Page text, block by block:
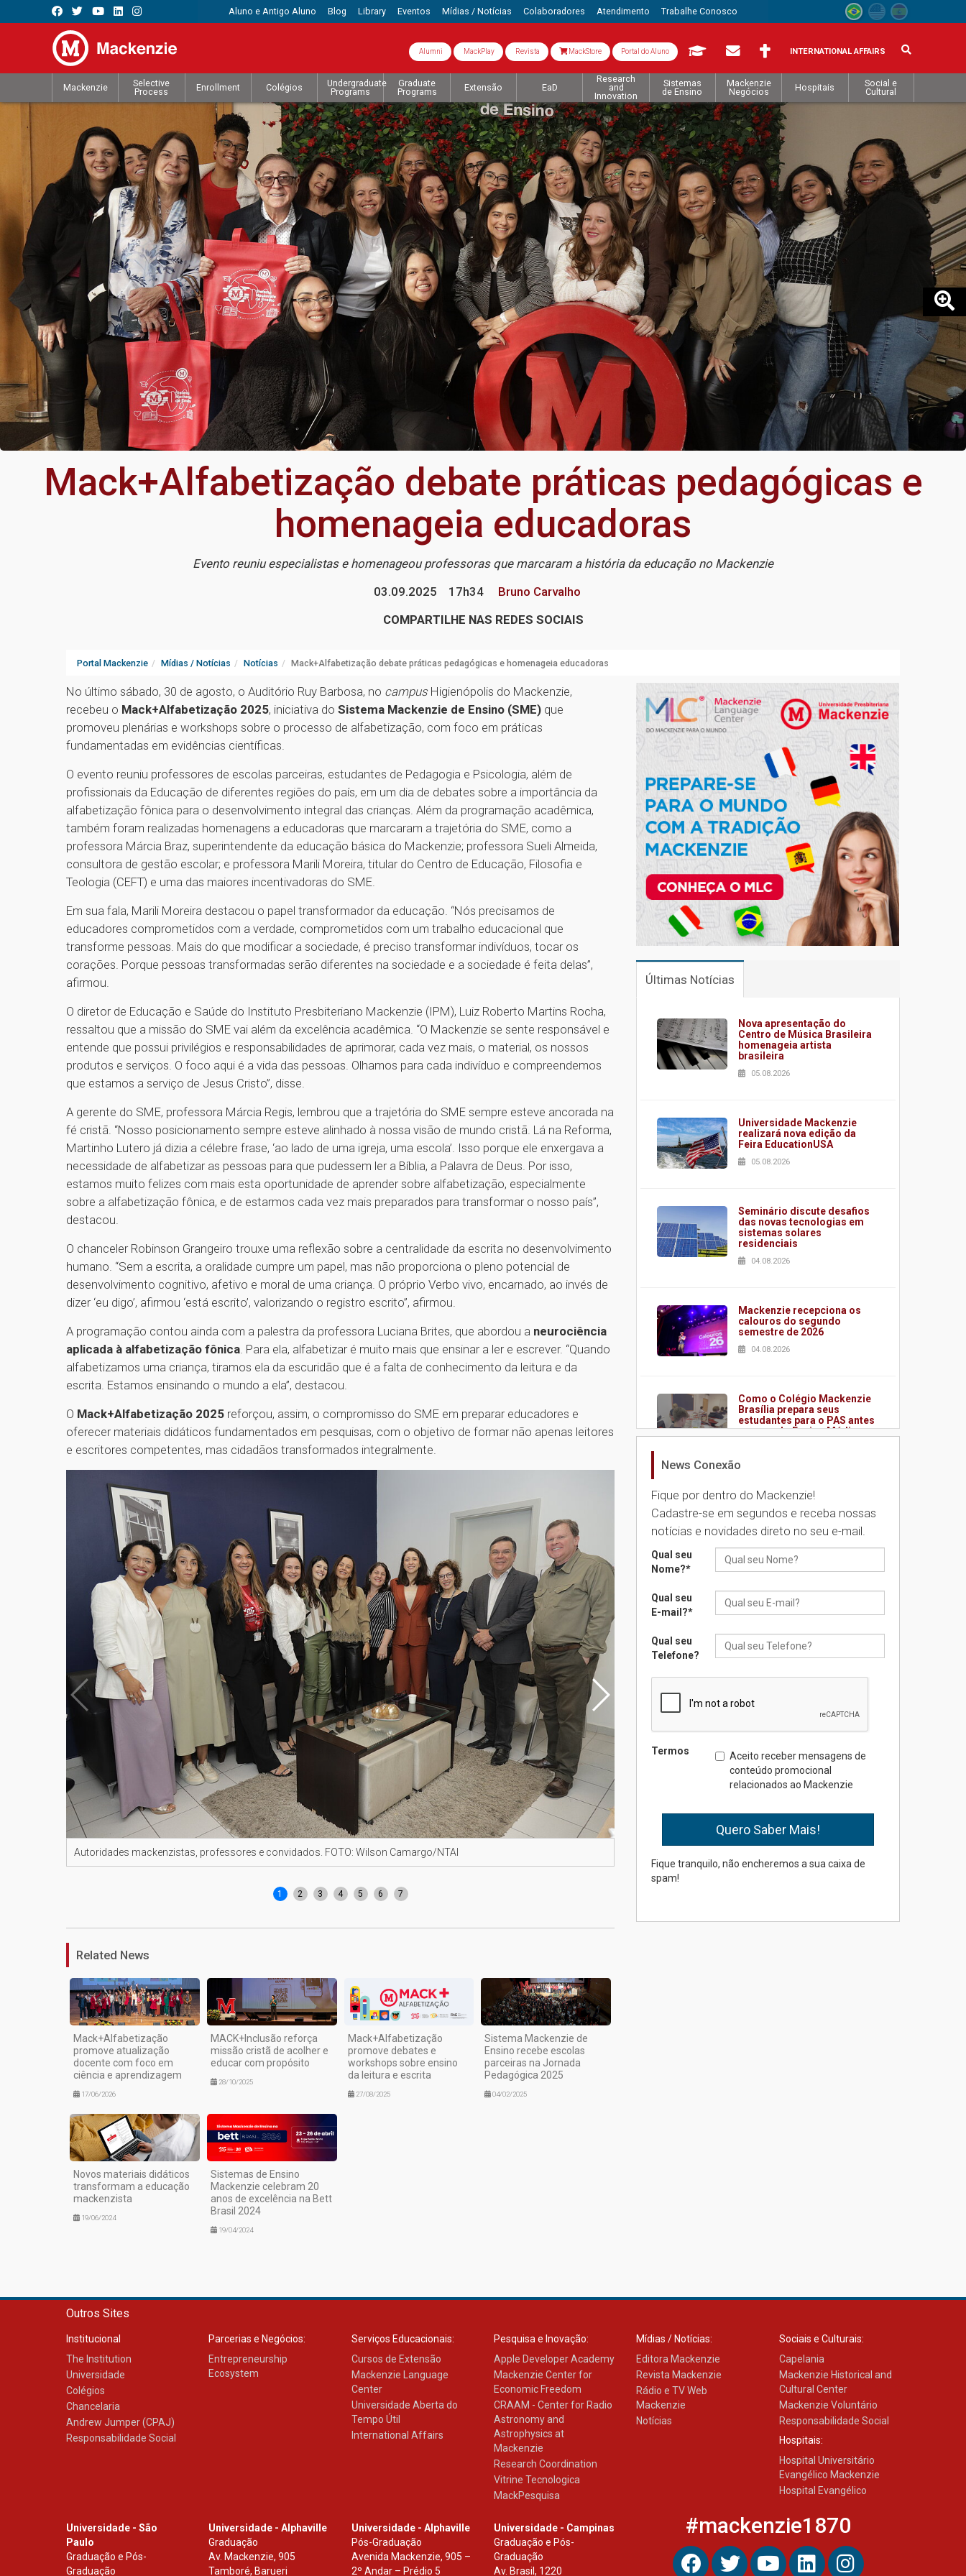
Aluno e Antigo Aluno Blog Library Eventos Mídias / Notícias Colaboradores Atendimento Trabalhe Conosco
Alumni MackPlay Revista MackStore Portal do Aluno INTERNATIONAL AFFAIRS
Mackenzie
Selective
Process
Enrollment Colégios
Undergraduate
Programs
Graduate
Programs
Extensão EaD
Research
and
Innovation
Sistemas
de Ensino
Mackenzie
Negócios
Hospitais
Social e
Cultural
Mack+Alfabetização debate práticas pedagógicas e
homenageia educadoras
Evento reuniu especialistas e homenageou professoras que marcaram a história da educação no Mackenzie
03.09.2025
17h34
Bruno Carvalho
COMPARTILHE NAS REDES SOCIAIS
Portal Mackenzie Mídias / Notícias Notícias Mack+Alfabetização debate práticas pedagógicas e homenageia educadoras
No último sábado, 30 de agosto, o Auditório Ruy Barbosa, no campus Higienópolis do Mackenzie,
recebeu o Mack+Alfabetização 2025, iniciativa do Sistema Mackenzie de Ensino (SME) que
promoveu plenárias e workshops sobre o processo de alfabetização, com foco em práticas
fundamentadas em evidências científicas.
O evento reuniu professores de escolas parceiras, estudantes de Pedagogia e Psicologia, além de
profissionais da Educação de diferentes regiões do país, em um dia de debates sobre a importância da
alfabetização fônica para o desenvolvimento integral das crianças. Além da programação acadêmica,
também foram realizadas homenagens a educadoras que marcaram a trajetória do SME, como a
professora Márcia Braz, superintendente da educação básica do Mackenzie; professora Sueli Almeida,
consultora de gestão escolar; e professora Marili Moreira, titular do Centro de Educação, Filosofia e
Teologia (CEFT) e uma das maiores incentivadoras do SME.
Em sua fala, Marili Moreira destacou o papel transformador da educação. “Nós precisamos de
educadores comprometidos com a verdade, comprometidos com um trabalho educacional que
transforme pessoas. Mais do que modificar a sociedade, é preciso transformar indivíduos, tocar os
corações. Porque pessoas transformadas serão diferentes na sociedade e a sociedade é feita delas”,
afirmou.
O diretor de Educação e Saúde do Instituto Presbiteriano Mackenzie (IPM), Luiz Roberto Martins Rocha,
ressaltou que a missão do SME vai além da excelência acadêmica. “O Mackenzie se sente responsável e
entende que possui privilégios e responsabilidades de aprimorar, cada vez mais, o material, os nossos
produtos e serviços. O foco aqui é a vida das pessoas. Olhamos para cada indivíduo e compreendemos
que estamos a serviço de Jesus Cristo”, disse.
A gerente do SME, professora Márcia Regis, lembrou que a trajetória do SME sempre esteve ancorada na
fé cristã. “Nosso posicionamento sempre esteve alinhado à nossa visão de mundo cristã. Lá na Reforma,
Martinho Lutero já dizia a célebre frase, ‘ao lado de uma igreja, uma escola’. Isso porque ele enxergava a
necessidade de alfabetizar as pessoas para que pudessem ler a Bíblia, a Palavra de Deus. Por isso,
estamos muito felizes com mais esta oportunidade de aprender sobre alfabetização, especialmente
sobre a alfabetização fônica, e de estarmos cada vez mais preparados para transformar o nosso país”,
destacou.
O chanceler Robinson Grangeiro trouxe uma reflexão sobre a centralidade da escrita no desenvolvimento
humano. “Sem a escrita, a oralidade cumpre um papel, mas não proporciona o pleno potencial de
desenvolvimento cognitivo, afetivo e moral de uma criança. O próprio Verbo vivo, encarnado, ao invés de
dizer ‘eu digo’, afirmou ‘está escrito’, valorizando o registro escrito”, afirmou.
A programação contou ainda com a palestra da professora Luciana Brites, que abordou a neurociência
aplicada à alfabetização fônica. Para ela, alfabetizar é muito mais que ensinar a ler e escrever. “Quando
alfabetizamos uma criança, tiramos ela da escuridão que é a falta de conhecimento da leitura e da
escrita. Estamos ensinando o mundo a ela”, destacou.
O Mack+Alfabetização 2025 reforçou, assim, o compromisso do SME em preparar educadores e
oferecer materiais didáticos fundamentados em pesquisas, com o objetivo de formar não apenas leitores
e escritores competentes, mas cidadãos transformados integralmente.
Autoridades mackenzistas, professores e convidados. FOTO: Wilson Camargo/NTAI
pedagógica do SME. FOTO: Wilson Camargo/NTAI
1 2 3 4 5 6 7
Related News
Mack+Alfabetização
promove atualização
docente com foco em
ciência e aprendizagem
17/06/2026
MACK+Inclusão reforça
missão cristã de acolher e
educar com propósito
28/10/2025
Mack+Alfabetização
promove debates e
workshops sobre ensino
da leitura e escrita
27/08/2025
Sistema Mackenzie de
Ensino recebe escolas
parceiras na Jornada
Pedagógica 2025
04/02/2025
Novos materiais didáticos
transformam a educação
mackenzista
19/06/2024
Sistemas de Ensino
Mackenzie celebram 20
anos de excelência na Bett
Brasil 2024
19/04/2024
Últimas Notícias
Nova apresentação do
Centro de Música Brasileira
homenageia artista
brasileira
05.08.2026
Universidade Mackenzie
realizará nova edição da
Feira EducationUSA
05.08.2026
Seminário discute desafios
das novas tecnologias em
sistemas solares
residenciais
04.08.2026
Mackenzie recepciona os
calouros do segundo
semestre de 2026
04.08.2026
Como o Colégio Mackenzie
Brasília prepara seus
estudantes para o PAS antes
mesmo do Ensino Médio
Como os pais podem investir
na educação dos filhos além
da escola
04.08.2026
Transformadora reúne
docentes para debater
inovação e desafios da
04.08.2026
finalista do Prêmio Jabuti
com obra sobre ética e
arquitetura contemporânea
parcerias internacionais
03.08.2026
News Conexão
Fique por dentro do Mackenzie!
Cadastre-se em segundos e receba nossas
notícias e novidades direto no seu e-mail.
Qual seu
Nome?*
Qual seu
E-mail?*
Qual seu
Telefone?
Termos
Aceito receber mensagens de
conteúdo promocional
relacionados ao Mackenzie
Fique tranquilo, não encheremos a sua caixa de
spam!
Outros Sites
Institucional
The Institution
Universidade
Colégios
Chancelaria
Andrew Jumper (CPAJ)
Responsabilidade Social
Parcerias e Negócios:
Entrepreneurship
Ecosystem
Serviços Educacionais:
Cursos de Extensão
Mackenzie Language
Center
Universidade Aberta do
Tempo Útil
International Affairs
Pesquisa e Inovação:
Apple Developer Academy
Mackenzie Center for
Economic Freedom
CRAAM - Center for Radio
Astronomy and
Astrophysics at
Mackenzie
Research Coordination
Vitrine Tecnologica
MackPesquisa
Mídias / Notícias:
Editora Mackenzie
Revista Mackenzie
Rádio e TV Web
Mackenzie
Notícias
Sociais e Culturais:
Capelania
Mackenzie Historical and
Cultural Center
Mackenzie Voluntário
Responsabilidade Social
Hospitais:
Hospital Universitário
Evangélico Mackenzie
Hospital Evangélico
Universidade - São
Paulo
Graduação e Pós-
Graduação
Universidade - Alphaville
Graduação
Av. Mackenzie, 905
Tamboré, Barueri
Universidade - Alphaville
Pós-Graduação
Avenida Mackenzie, 905 –
2º Andar – Prédio 5
Universidade - Campinas
Graduação e Pós-
Graduação
Av. Brasil, 1220
#mackenzie1870